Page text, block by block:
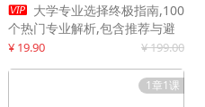
 大学专业选择终极指南,100
个热门专业解析,包含推荐与避
雷实用建议
¥ 19.90 ¥ 199.00
1章1课